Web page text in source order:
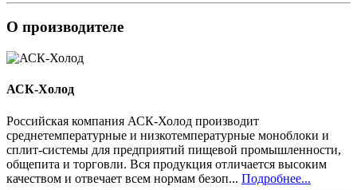
О производителе
АСК-Холод
Российская компания АСК-Холод производит
среднетемпературные и низкотемпературные моноблоки и
сплит-системы для предприятий пищевой промышленности,
общепита и торговли. Вся продукция отличается высоким
качеством и отвечает всем нормам безоп... Подробнее...